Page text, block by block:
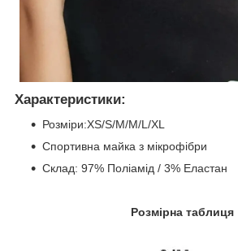
Характеристики:
Розміри:XS/S/M/M/L/XL
Спортивна майка з мікрофібри
Склад: 97% Поліамід / 3% Еластан
Розмірна таблиця